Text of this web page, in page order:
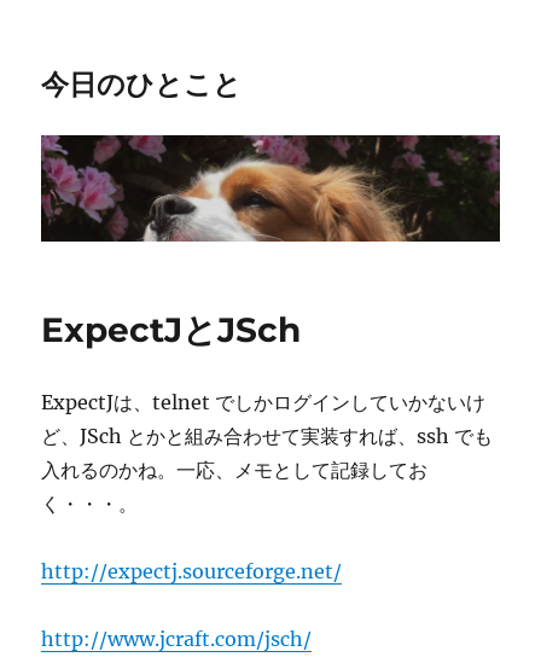
今日のひとこと
ExpectJとJSch
ExpectJは、telnet でしかログインしていかないけ
ど、JSch とかと組み合わせて実装すれば、ssh でも
入れるのかね。一応、メモとして記録してお
く・・・。
http://expectj.sourceforge.net/
http://www.jcraft.com/jsch/